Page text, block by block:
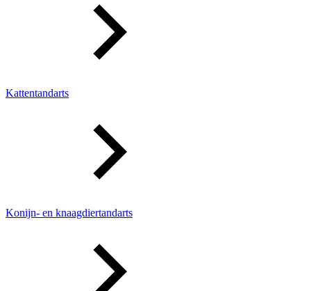
Kattentandarts
Konijn- en knaagdiertandarts